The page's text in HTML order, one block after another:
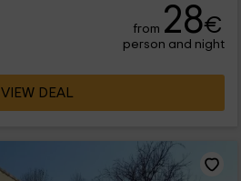
from 28€
person and night
VIEW DEAL